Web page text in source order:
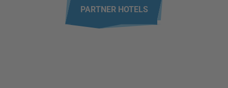
PARTNER HOTELS